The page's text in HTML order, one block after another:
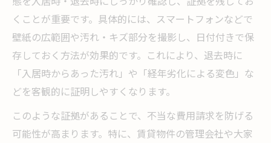
くことが重要です。具体的には、スマートフォンなどで
壁紙の広範囲や汚れ・キズ部分を撮影し、日付付きで保
存しておく方法が効果的です。これにより、退去時に
「入居時からあった汚れ」や「経年劣化による変色」な
どを客観的に証明しやすくなります。
このような証拠があることで、不当な費用請求を防げる
可能性が高まります。特に、賃貸物件の管理会社や大家